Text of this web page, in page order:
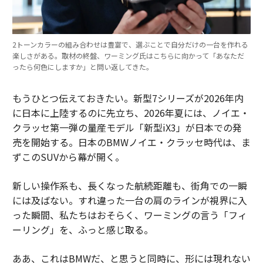
2トーンカラーの組み合わせは豊富で、選ぶことで自分だけの一台を作れる
楽しさがある。取材の終盤、ワーミング氏はこちらに向かって「あなただ
ったら何色にしますか」と問い返してきた。
もうひとつ伝えておきたい。新型7シリーズが2026年内
に日本に上陸するのに先立ち、2026年夏には、ノイエ・
クラッセ第一弾の量産モデル「新型iX3」が日本での発
売を開始する。日本のBMWノイエ・クラッセ時代は、ま
ずこのSUVから幕が開く。
新しい操作系も、長くなった航続距離も、街角での一瞬
には及ばない。すれ違った一台の肩のラインが視界に入
った瞬間、私たちはおそらく、ワーミングの言う「フィ
ーリング」を、ふっと感じ取る。
ああ、これはBMWだ、と思うと同時に、形には現れない